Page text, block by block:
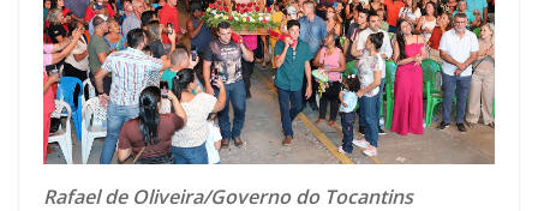
Rafael de Oliveira/Governo do Tocantins